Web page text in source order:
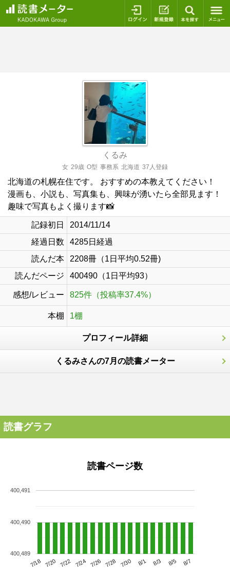
ログイン 新規登録
くるみ
女 29歳 O型 事務系 北海道 37人登録
北海道の札幌在住です。 おすすめの本教えてください！
漫画も、小説も、写真集も、興味が湧いたら全部見ます！
趣味で写真もよく撮ります📸
記録初日
2014/11/14
経過日数
4285日経過
読んだ本
2208冊（1日平均0.52冊)
読んだページ
400490（1日平均93）
感想/レビュー 825件（投稿率37.4%）
本棚 1棚
プロフィール詳細
くるみさんの7月の読書メーター
読書グラフ
読書ページ数
7/18 7/20 7/22 7/24 7/26 7/28 7/30 8/1 8/3 8/5 8/7
400,489
400,490
400,491